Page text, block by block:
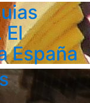
El
España